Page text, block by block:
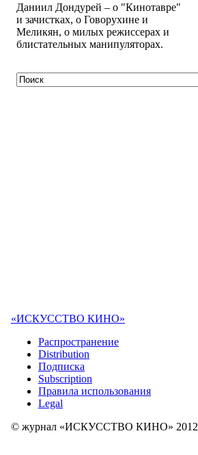
Даниил Дондурей – о "Кинотавре"
и зачистках, о Говорухине и
Меликян, о милых режиссерах и
блистательных манипуляторах.
«ИСКУССТВО КИНО»
Распространение
Distribution
Подписка
Subscription
Правила использования
Legal
© журнал «ИСКУССТВО КИНО» 2012